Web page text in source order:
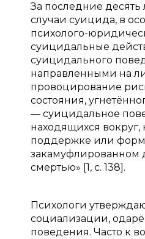
За последние
случаи суицида, в
психолого-
суицидальные
суицидального
направленными на
провоцирование
состояния,
— суицидальное
находящихся
поддержке или
закамуфлированном
смертью» [1, с. 138].
Психологи
социализации,
поведения. Часто к